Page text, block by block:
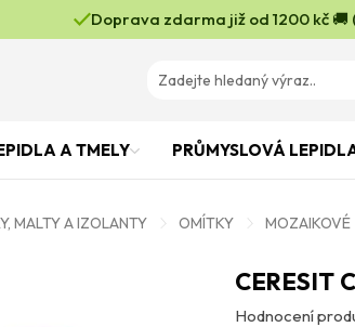
Doprava zdarma již od 1200 kč
A TMELY PRŮMYSLOVÁ
MALTY A IZOLANTY OMÍTKY MOZAIKOVÉ
CERESIT
Hodnocení